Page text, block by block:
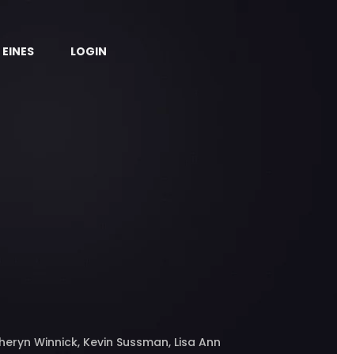
EINES LOGIN
Winnick, Kevin Sussman, Lisa Ann